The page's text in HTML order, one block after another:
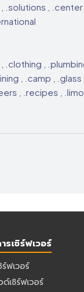
,
.clothing ,
, .camp ,
, .recipes , .limo
รเซิร์ฟเวอร์
ร์ฟเวอร์
ด์เซิร์ฟเวอร์